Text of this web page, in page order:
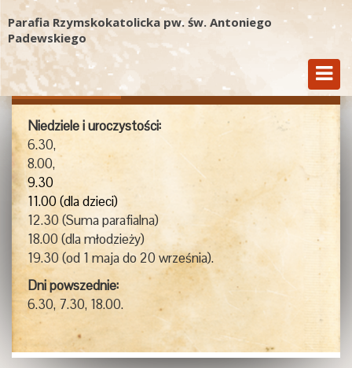
Parafia Rzymskokatolicka pw. św. Antoniego
Padewskiego
Msze Św.
Niedziele i uroczystości:
6.30,
8.00,
9.30
11.00 (dla dzieci)
12.30 (Suma parafialna)
18.00 (dla młodzieży)
19.30 (od 1 maja do 20 września).
Dni powszednie:
6.30, 7.30, 18.00.